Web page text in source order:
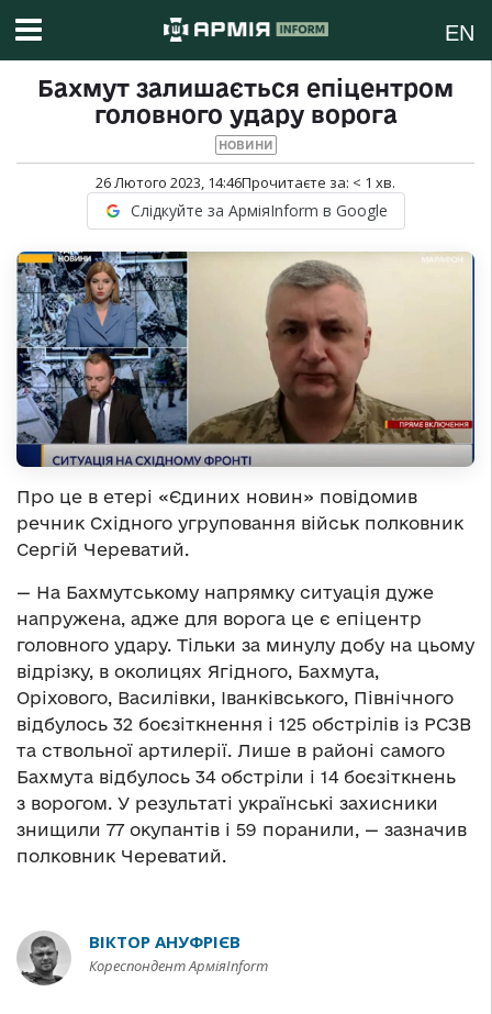
EN
Бахмут залишається епіцентром
головного удару ворога
НОВИНИ
26 Лютого 2023, 14:46Прочитаєте за: < 1 хв.
Слідкуйте за АрміяInform в Google
Про це в етері «Єдиних новин» повідомив
речник Східного угруповання військ полковник
Сергій Череватий.
— На Бахмутському напрямку ситуація дуже
напружена, адже для ворога це є епіцентр
головного удару. Тільки за минулу добу на цьому
відрізку, в околицях Ягідного, Бахмута,
Оріхового, Василівки, Іванківського, Північного
відбулось 32 боєзіткнення і 125 обстрілів із РСЗВ
та ствольної артилерії. Лише в районі самого
Бахмута відбулось 34 обстріли і 14 боєзіткнень
з ворогом. У результаті українські захисники
знищили 77 окупантів і 59 поранили, — зазначив
полковник Череватий.
ВІКТОР АНУФРІЄВ
Кореспондент АрміяInform